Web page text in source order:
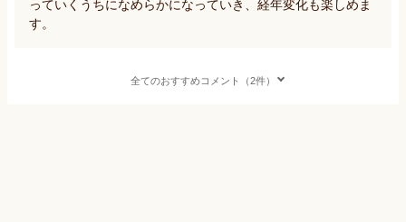
っていくうちになめらかになっていき、経年変化も楽しめま
す。
全てのおすすめコメント（2件）